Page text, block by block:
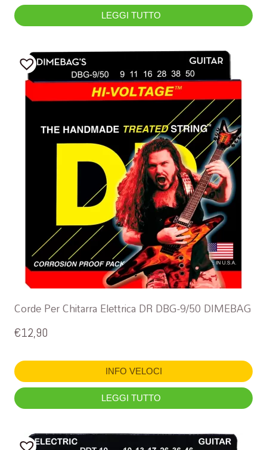
LEGGI TUTTO
Corde Per Chitarra Elettrica DR DBG-9/50 DIMEBAG
€12,90
INFO VELOCI
LEGGI TUTTO